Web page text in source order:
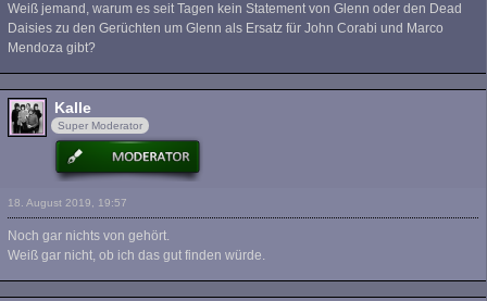
Weiß jemand, warum es seit Tagen kein Statement von Glenn oder den Dead
Daisies zu den Gerüchten um Glenn als Ersatz für John Corabi und Marco
Mendoza gibt?
Kalle
Super Moderator
18. August 2019, 19:57
Noch gar nichts von gehört.
Weiß gar nicht, ob ich das gut finden würde.